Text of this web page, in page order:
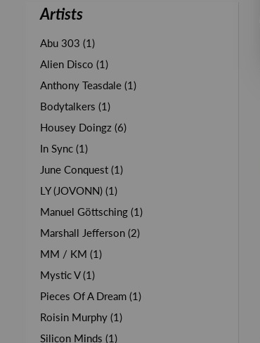
Artists
Abu 303 (1)
Alien Disco (1)
Anthony Teasdale (1)
Bodytalkers (1)
Housey Doingz (6)
In Sync (1)
June Conquest (1)
LY (JOVONN) (1)
Manuel Göttsching (1)
Marshall Jefferson (2)
MM / KM (1)
Mystic V (1)
Pieces Of A Dream (1)
Roisin Murphy (1)
Silicon Minds (1)